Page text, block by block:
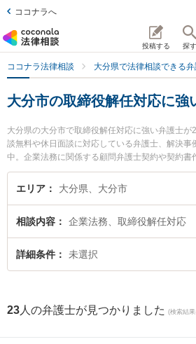
ココナラへ
投稿する 探す
ココナラ法律相談 大分県で法律相談できる
大分市の取締役解任対応に強
大分県の大分市で取締役解任対応に強い弁護士が
談無料や休日面談に対応している弁護士、解決事
中。企業法務に関係する顧問弁護士契約や契約書
用契約書・就業規則作成等の細かな分野での絞
にベリーベスト法律事務所 大分オフィスの飯野
で土日や夜間に発生した取締役解任対応のトラブ
たい』『取締役解任対応のトラブル解決の実績
い』『初回相談無料で取締役解任対応を法律相談
エリア 大分県、大分市
相談内容 企業法務、取締役解任対応
詳細条件 未選択
23 人の弁護士が見つかりました (検索結